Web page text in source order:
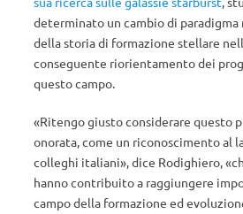
determinato un cambio di paradigma
della storia di formazione stellare
conseguente riorientamento dei
questo campo.
«Ritengo giusto considerare questo
onorata, come un riconoscimento al
colleghi italiani», dice Rodighiero,
hanno contribuito a raggiungere
campo della formazione ed